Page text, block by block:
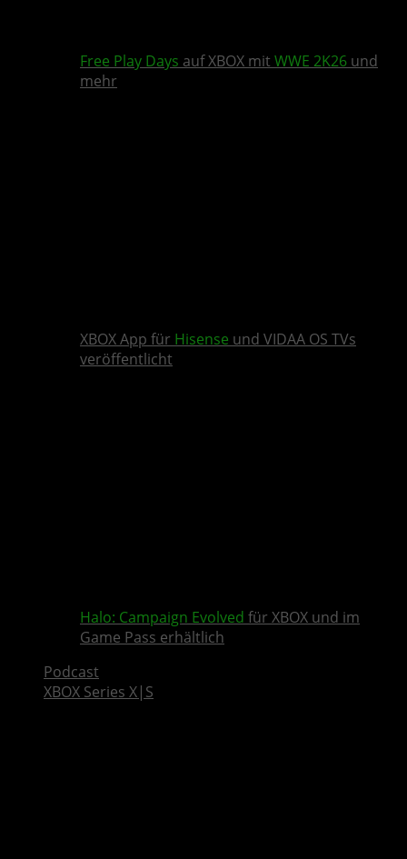
Free Play Days auf XBOX mit WWE 2K26 und
mehr
XBOX App für Hisense und VIDAA OS TVs
veröffentlicht
Halo: Campaign Evolved für XBOX und im
Game Pass erhältlich
Podcast
XBOX Series X|S